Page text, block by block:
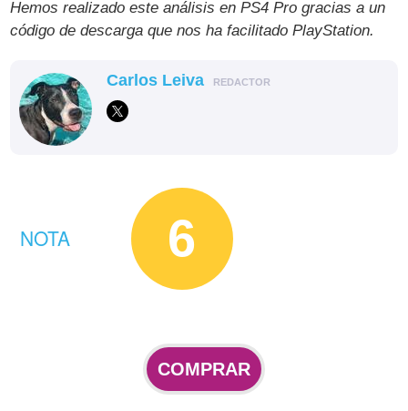
Hemos realizado este análisis en PS4 Pro gracias a un
código de descarga que nos ha facilitado PlayStation.
Carlos Leiva REDACTOR
NOTA 6
COMPRAR